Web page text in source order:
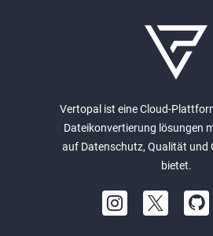
Vertopal ist eine Cloud-
Dateikonvertierung lösungen
auf Datenschutz, Qualität und
bietet.